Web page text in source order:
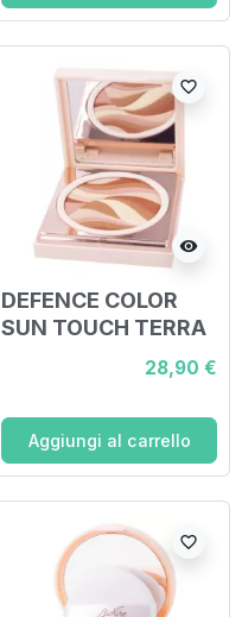
visibility
favorite_border
DEFENCE COLOR
SUN TOUCH TERRA
COMPATTA 206
28,90 €
Aggiungi al carrello
favorite_border